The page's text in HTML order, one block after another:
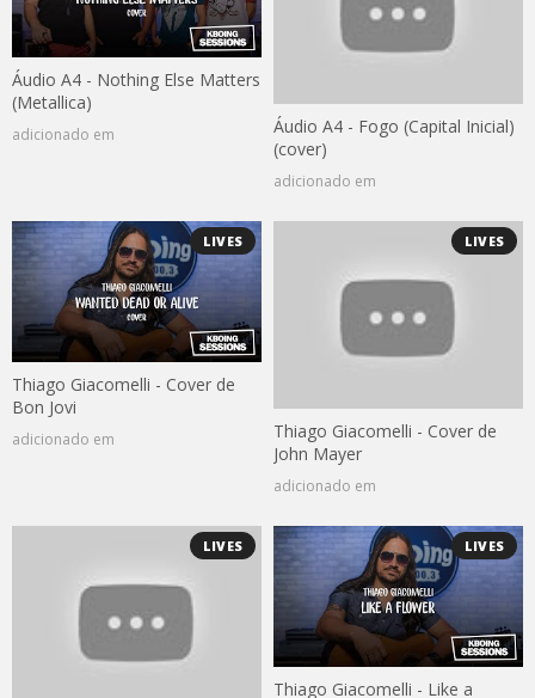
Áudio A4 - Nothing Else Matters
(Metallica)
adicionado em
Áudio A4 - Fogo (Capital Inicial)
(cover)
adicionado em
LIVES
Thiago Giacomelli - Cover de
Bon Jovi
adicionado em
LIVES
Thiago Giacomelli - Cover de
John Mayer
adicionado em
LIVES LIVES
Thiago Giacomelli - Like a